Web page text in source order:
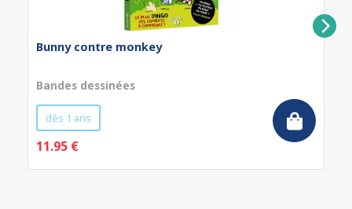
Bunny contre monkey
Bandes dessinées
dès 1 ans
11.95 €